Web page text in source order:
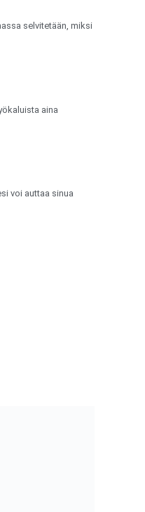
selvitetään, miksi
aina
voi auttaa sinua